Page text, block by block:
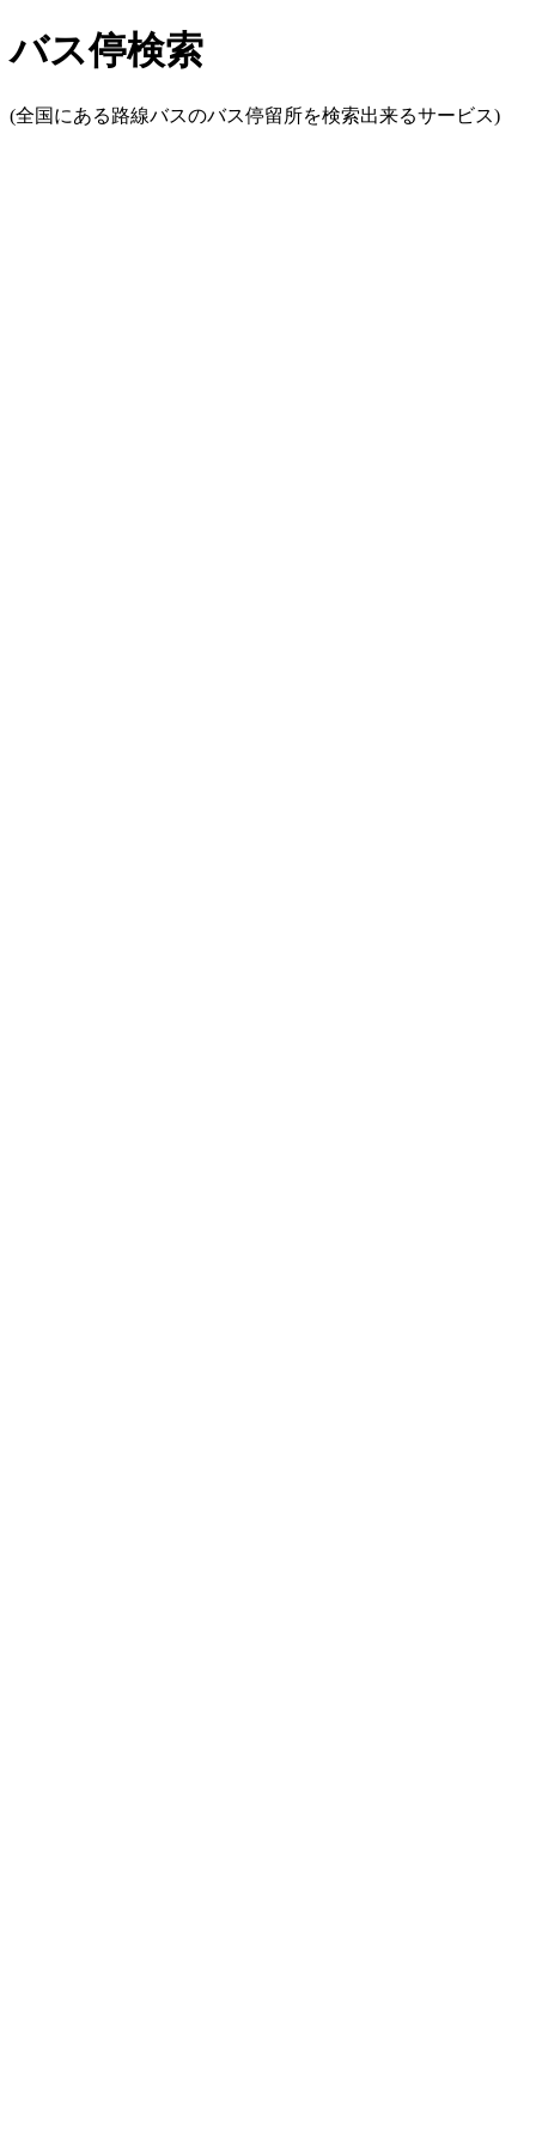
バス停検索
(全国にある路線バスのバス停留所を検索出来るサービス)